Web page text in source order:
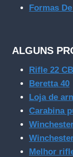
Formas
ALGUNS
Rifle 22
Beretta 40
Loja de
Carabina
Melhor